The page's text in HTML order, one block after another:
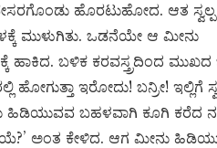
ಹೊರಟುಹೋದ. ಆತ ಸ್ವಲ್ಪ
ಮುಳುಗಿತು. ಒಡನೆಯೇ ಆ ಮೀನು
ಹಾಕಿದ. ಬಳಿಕ ಕರವಸ್ತ್ರದಿಂದ ಮುಖದ
ಇರೋದು! ಬನ್ರೀ! ಇಲ್ಲಿಗೆ
ಹಿಡಿಯುವವ ಬಹಳವಾಗಿ ಕೂಗಿ ಕರೆದ
ಅಂತ ಕೇಳಿದ. ಆಗ ಮೀನು